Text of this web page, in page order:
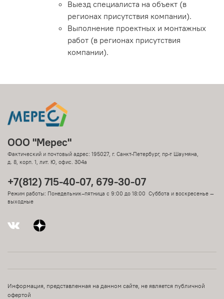
Выезд специалиста на объект (в
регионах присутствия компании).
Выполнение проектных и монтажных
работ (в регионах присутствия
компании).
ООО "Мерес"
Фактический и почтовый адрес: 195027, г. Санкт-Петербург, пр-т Шаумяна,
д. 8, корп. 1, лит. Ю, офис. 304а
+7(812) 715-40-07, 679-30-07
Режим работы: Понедельник–пятница с 9:00 до 18:00 Суббота и воскресенье —
выходные
Информация, представленная на данном сайте, не является публичной
офертой